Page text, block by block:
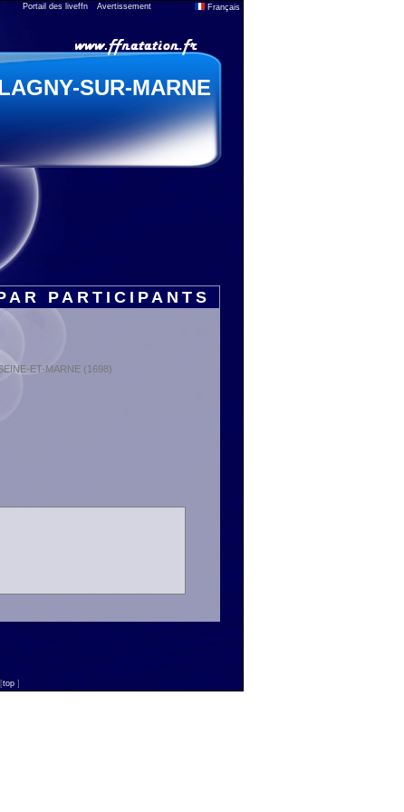
Portail des liveffn Avertissement Français
SUR-MARNE
PARTICIPANTS
ET-MARNE (1698)
[top ]